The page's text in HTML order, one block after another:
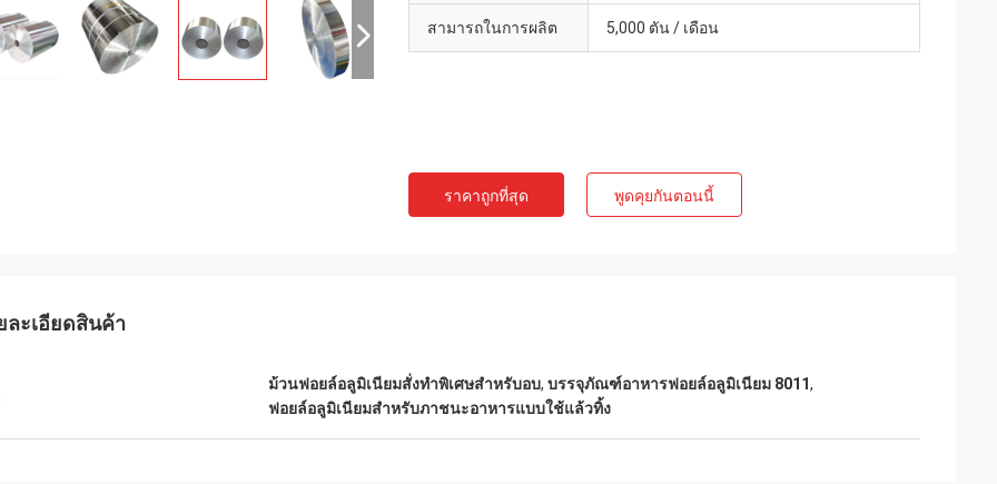
สามารถในการผลิต 5,000 ตัน / เดือน
ราคาถูกที่สุด พูดคุยกันตอนนี้
ละเอียดสินค้า
ม้วนฟอยล์อลูมิเนียมสั่งทำพิเศษสำหรับอบ, บรรจุภัณฑ์อาหารฟอยล์อลูมิเนียม 8011,
ฟอยล์อลูมิเนียมสำหรับภาชนะอาหารแบบใช้แล้วทิ้ง